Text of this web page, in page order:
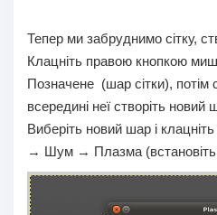
Тепер ми забруднимо сітку,
Клацніть правою кнопкою
Позначене (шар сітки), потім
всередині неї створіть новий
Виберіть новий шар і
→ Шум → Плазма (встановіть